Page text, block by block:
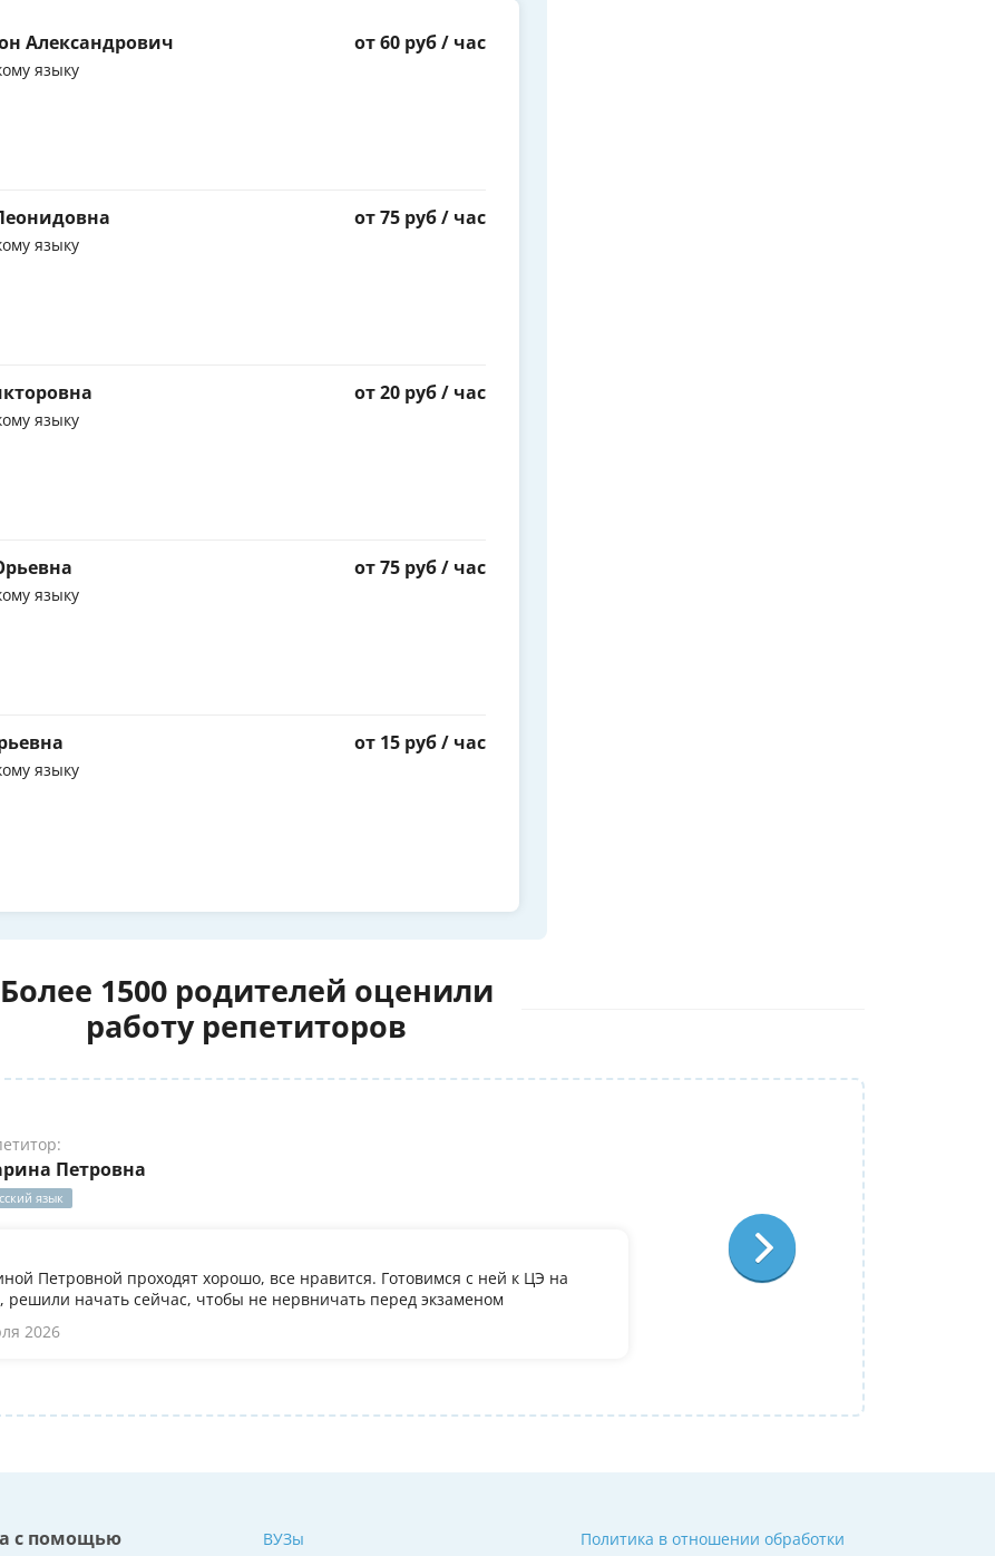
Александрович
языку
от 60 руб / час
языку
от 75 руб / час
языку
от 20 руб / час
языку
от 75 руб / час
языку
от 15 руб / час
Более 1500 родителей оценили
работу репетиторов
Петровна
язык
Петровной проходят хорошо, все нравится. Готовимся с ней к ЦЭ на
решили начать сейчас, чтобы не нервничать перед экзаменом
2026
Лариса Степановна
Французский язык
По занятиям с Ларисой Степановной у
преподаватель, очень довольна, что
с помощью
ВУЗы
Политика в отношении обработки